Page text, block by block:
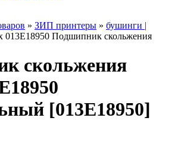
» ЗИП принтеры » бушинги |
013E18950 Подшипник скольжения
скольжения
[013E18950]